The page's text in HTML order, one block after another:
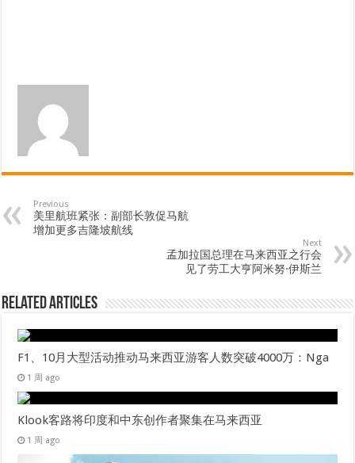
Previous
美里航班紧张：副部长敦促马航
增加更多吉隆坡航线
Next
孟加拉国总理在马来西亚之行会
见了劳工大亨阿米努·伊斯兰
Related Articles
F1、10月大型活动推动马来西亚游客人数突破4000万：Nga
1 周 ago
Klook客路将印度和中东创作者聚集在马来西亚
1 周 ago